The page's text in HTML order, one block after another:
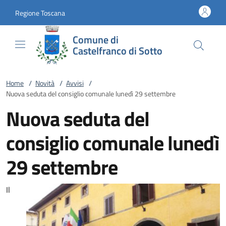
Regione Toscana
Comune di
Castelfranco di Sotto
Home / Novità / Avvisi /
Nuova seduta del consiglio comunale lunedì 29 settembre
Nuova seduta del
consiglio comunale lunedì
29 settembre
Il